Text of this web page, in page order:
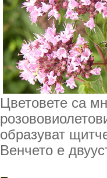
Цветовете са
образуват
Венчето е